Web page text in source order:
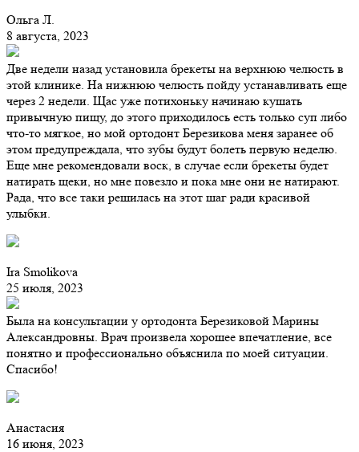
Ольга Л.
8 августа, 2023
Две недели назад установила брекеты на верхнюю челюсть в
этой клинике. На нижнюю челюсть пойду устанавливать еще
через 2 недели. Щас уже потихоньку начинаю кушать
привычную пищу, до этого приходилось есть только суп либо
что-то мягкое, но мой ортодонт Березикова меня заранее об
этом предупреждала, что зубы будут болеть первую неделю.
Еще мне рекомендовали воск, в случае если брекеты будет
натирать щеки, но мне повезло и пока мне они не натирают.
Рада, что все таки решилась на этот шаг ради красивой
улыбки.
Ira Smolikova
25 июля, 2023
Была на консультации у ортодонта Березиковой Марины
Александровны. Врач произвела хорошее впечатление, все
понятно и профессионально объяснила по моей ситуации.
Спасибо!
Анастасия
16 июня, 2023